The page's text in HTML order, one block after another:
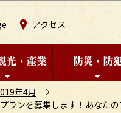
アクセス
年4月
ンを募集します！あなた